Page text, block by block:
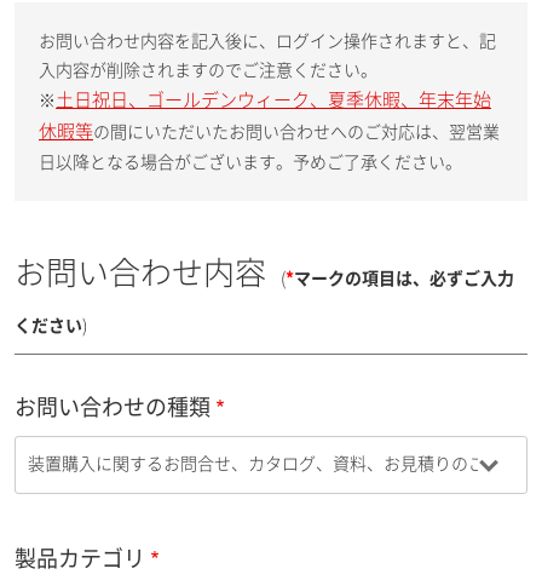
お問い合わせ内容を記入後に、ログイン操作されますと、記
入内容が削除されますのでご注意ください。
※ 土日祝日、ゴールデンウィーク、夏季休暇、年末年始
休暇等の間にいただいたお問い合わせへのご対応は、翌営業
日以降となる場合がございます。予めご了承ください。
お問い合わせ内容 (*マークの項目は、必ずご入力
ください)
お問い合わせの種類
製品カテゴリ